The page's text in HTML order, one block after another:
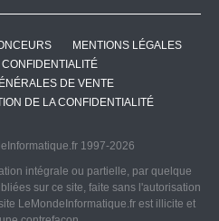
MENTIONS LÉGALES
DE VENTE
DE LA CONFIDENTIALITÉ
1997-2026
intégrale ou partielle, par quelque
sur ce site, faite sans l'autorisation
LeMondeInformatique.fr est illicite et